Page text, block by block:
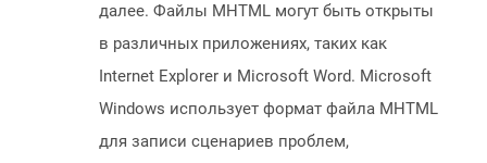
далее. Файлы MHTML могут быть открыты
в различных приложениях, таких как
Internet Explorer и Microsoft Word. Microsoft
Windows использует формат файла MHTML
для записи сценариев проблем,